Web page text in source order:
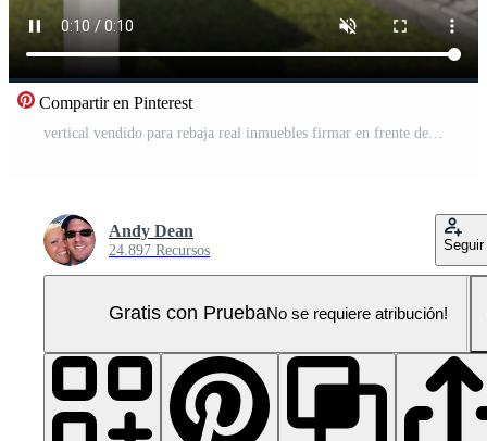
Compartir en Pinterest
Andy Dean
24.897 Recursos Seguir
Gratis con PruebaNo se requiere atribución!